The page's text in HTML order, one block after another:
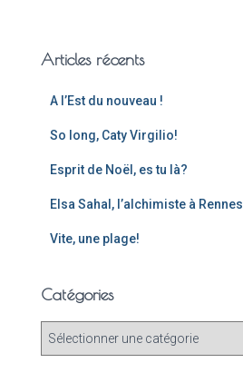
Articles récents
A l’Est du nouveau !
So long, Caty Virgilio!
Esprit de Noël, es tu là?
Elsa Sahal, l’alchimiste à Rennes
Vite, une plage!
Catégories